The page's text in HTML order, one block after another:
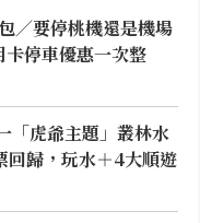
／要停桃機還是機場
停車優惠一次整
「虎爺主題」叢林水
回歸，玩水＋4大順遊